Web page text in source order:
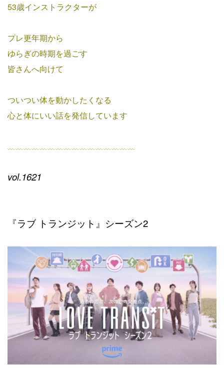
53歳インストラクターが
プレ更年期から
ゆらぎの時期を過ごす
皆さんへ向けて
ついつい体を動かしたくなる
心と体にいい話を発信しています
﹏﹏﹏﹏﹏﹏﹏﹏﹏﹏﹏﹏﹏﹏﹏﹏
vol.1621
『ラブ トランジット』シーズン2